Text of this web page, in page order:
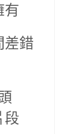
有
差錯
段